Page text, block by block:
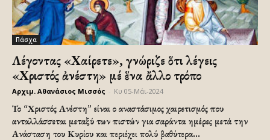
Πάσχα
Λέγοντας «Χαίρετε», γνώριζε ὅτι λέγεις
«Χριστός ἀνέστη» μέ ἕνα ἄλλο τρόπο
Αρχιμ. Αθανάσιος Μισσός Κυ 05-Μάι-2024
Το “Χριστός Ανέστη” είναι ο αναστάσιμος χαιρετισμός που
ανταλλάσσεται μεταξύ των πιστών για σαράντα ημέρες μετά την
Ανάσταση του Κυρίου και περιέχει πολύ βαθύτερα...